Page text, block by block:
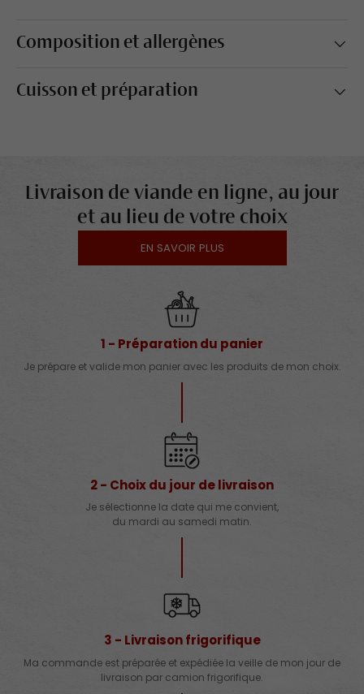
Composition et allergènes
Cuisson et préparation
Livraison de viande en ligne, au jour
et au lieu de votre choix
EN SAVOIR PLUS
1 - Préparation du panier
Je prépare et valide mon panier avec les produits de mon choix.
2 - Choix du jour de livraison
Je sélectionne la date qui me convient,
du mardi au samedi matin.
3 - Livraison frigorifique
Ma commande est préparée et expédiée la veille de mon jour de
livraison par camion frigorifique.